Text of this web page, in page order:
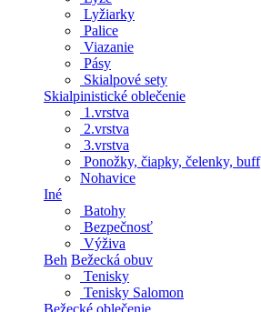
Lyžiarky
Palice
Viazanie
Pásy
Skialpové sety
Skialpinistické oblečenie
1.vrstva
2.vrstva
3.vrstva
Ponožky, čiapky, čelenky, buff
Nohavice
Iné
Batohy
Bezpečnosť
Výživa
Beh Bežecká obuv
Tenisky
Tenisky Salomon
Bežecké oblečenie